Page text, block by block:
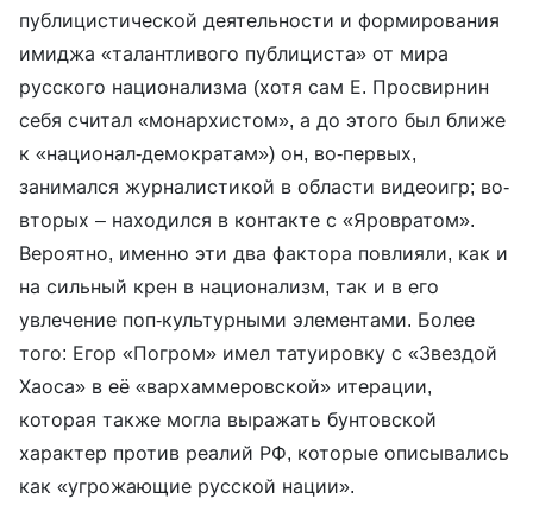
публицистической деятельности и формирования
имиджа «талантливого публициста» от мира
русского национализма (хотя сам Е. Просвирнин
себя считал «монархистом», а до этого был ближе
к «национал-демократам») он, во-первых,
занимался журналистикой в области видеоигр; во-
вторых – находился в контакте с «Яровратом».
Вероятно, именно эти два фактора повлияли, как и
на сильный крен в национализм, так и в его
увлечение поп-культурными элементами. Более
того: Егор «Погром» имел татуировку с «Звездой
Хаоса» в её «вархаммеровской» итерации,
которая также могла выражать бунтовской
характер против реалий РФ, которые описывались
как «угрожающие русской нации».